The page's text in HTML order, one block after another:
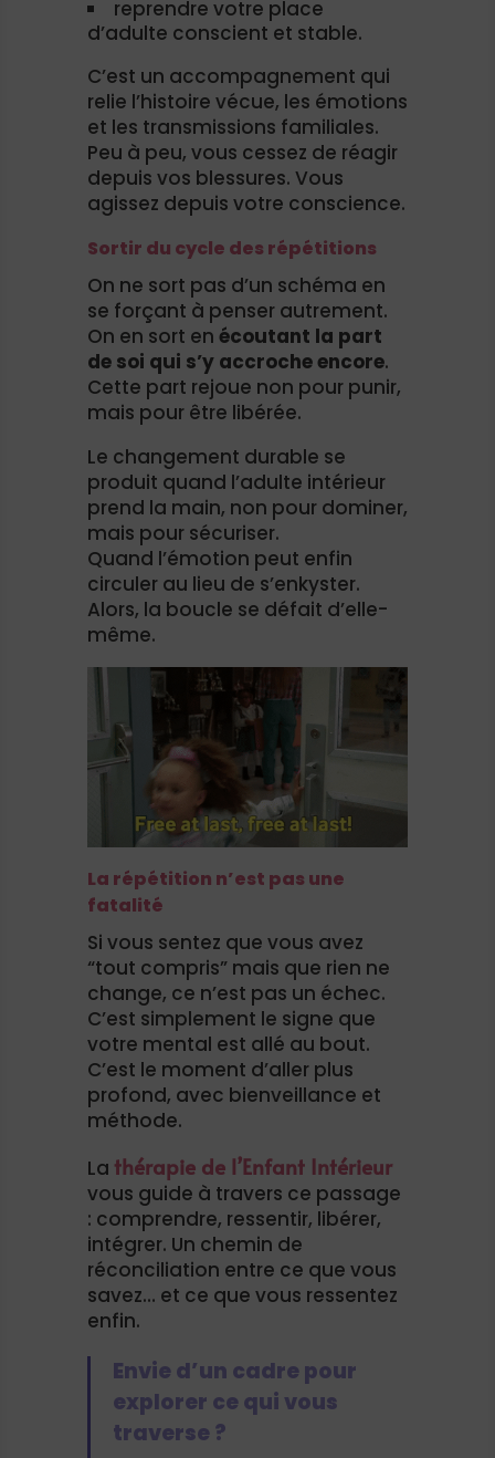
reprendre votre place
d’adulte conscient et stable.
C’est un accompagnement qui
relie l’histoire vécue, les émotions
et les transmissions familiales.
Peu à peu, vous cessez de réagir
depuis vos blessures. Vous
agissez depuis votre conscience.
Sortir du cycle des répétitions
On ne sort pas d’un schéma en
se forçant à penser autrement.
On en sort en écoutant la part
de soi qui s’y accroche encore.
Cette part rejoue non pour punir,
mais pour être libérée.
Le changement durable se
produit quand l’adulte intérieur
prend la main, non pour dominer,
mais pour sécuriser.
Quand l’émotion peut enfin
circuler au lieu de s’enkyster.
Alors, la boucle se défait d’elle-
même.
La répétition n’est pas une
fatalité
Si vous sentez que vous avez
“tout compris” mais que rien ne
change, ce n’est pas un échec.
C’est simplement le signe que
votre mental est allé au bout.
C’est le moment d’aller plus
profond, avec bienveillance et
méthode.
La thérapie de l’Enfant Intérieur
vous guide à travers ce passage
: comprendre, ressentir, libérer,
intégrer. Un chemin de
réconciliation entre ce que vous
savez… et ce que vous ressentez
enfin.
Envie d’un cadre pour
explorer ce qui vous
traverse ?